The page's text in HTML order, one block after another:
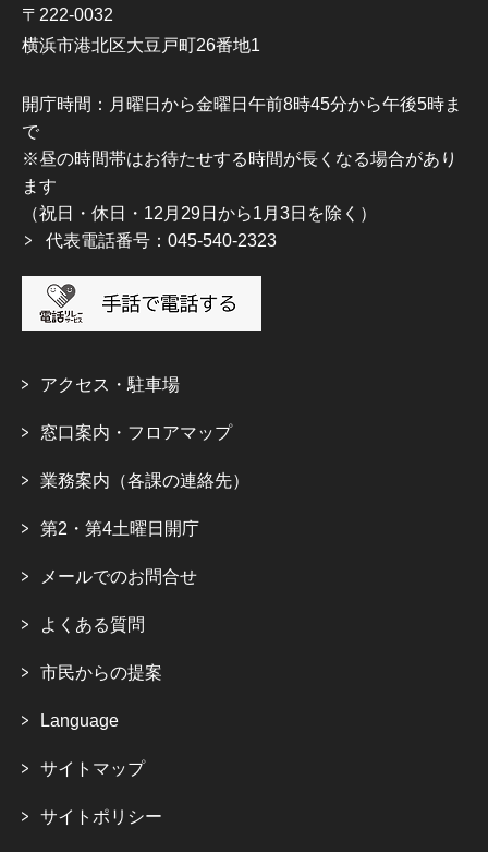
〒222-0032
横浜市港北区大豆戸町26番地1
開庁時間：月曜日から金曜日午前8時45分から午後5時ま
で
※昼の時間帯はお待たせする時間が長くなる場合があり
ます
（祝日・休日・12月29日から1月3日を除く）
代表電話番号：045-540-2323
アクセス・駐車場
窓口案内・フロアマップ
業務案内（各課の連絡先）
第2・第4土曜日開庁
メールでのお問合せ
よくある質問
市民からの提案
Language
サイトマップ
サイトポリシー